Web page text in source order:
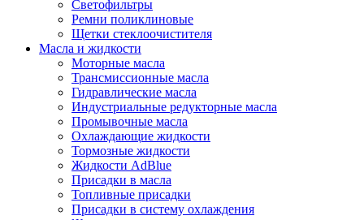
Светофильтры
Ремни поликлиновые
Щетки стеклоочистителя
Масла и жидкости
Моторные масла
Трансмиссионные масла
Гидравлические масла
Индустриальные редукторные масла
Промывочные масла
Охлаждающие жидкости
Тормозные жидкости
Жидкости AdBlue
Присадки в масла
Топливные присадки
Присадки в систему охлаждения